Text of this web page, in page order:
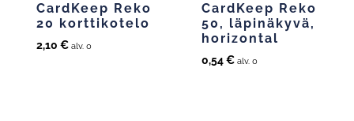
CardKeep Reko
20 korttikotelo
2,10 € alv. 0
CardKeep Reko
50, läpinäkyvä,
horizontal
0,54€ alv. 0